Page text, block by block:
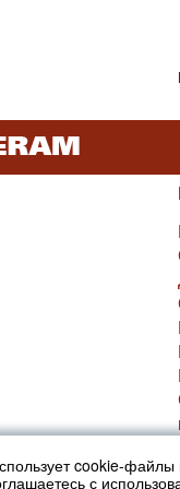
cookie-
с
Указанные на
Стоимость и